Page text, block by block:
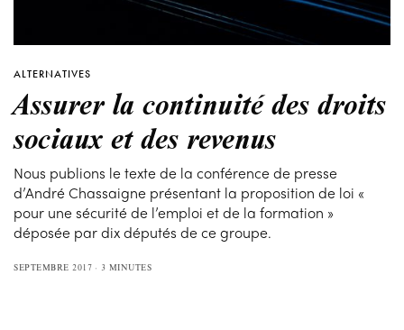
ALTERNATIVES
Assurer la continuité des droits
sociaux et des revenus
Nous publions le texte de la conférence de presse
d’André Chassaigne présentant la proposition de loi «
pour une sécurité de l’emploi et de la formation »
déposée par dix députés de ce groupe.
SEPTEMBRE 2017 3 MINUTES